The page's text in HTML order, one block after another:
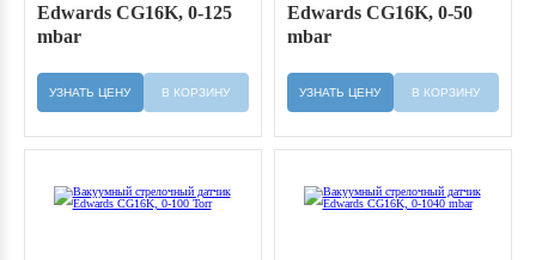
Edwards CG16K, 0-125
mbar
УЗНАТЬ ЦЕНУ В КОРЗИНУ
Edwards CG16K, 0-50
mbar
УЗНАТЬ ЦЕНУ В КОРЗИНУ